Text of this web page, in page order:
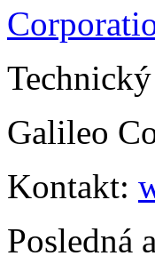
Galileo
Kontakt:
Posledná